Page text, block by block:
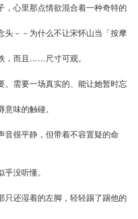
心里那点情欲混合着一种奇特的
头－－为什么不让宋怀山当「按摩
，而且……尺寸可观。
需要一场真实的、能让她暂时忘
意味的触碰。
很平静，但带着不容置疑的命
没听懂。
还湿着的左脚，轻轻踢了踢他的